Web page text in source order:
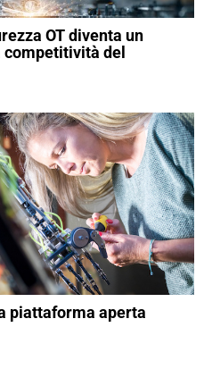
OT diventa un
del
piattaforma aperta